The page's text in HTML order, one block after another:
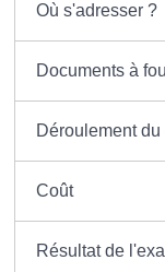
Où s'adresser ?
Documents à
Déroulement
Coût
Résultat de